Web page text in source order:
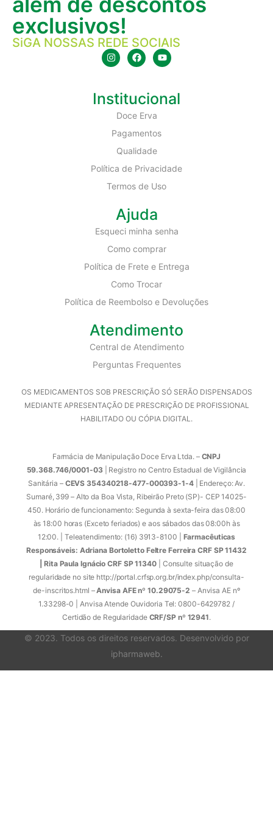
exclusivos!
SiGA NOSSAS REDE SOCIAIS
Institucional
Doce Erva
Pagamentos
Qualidade
Política de Privacidade
Termos de Uso
Ajuda
Esqueci minha senha
Como comprar
Política de Frete e Entrega
Como Trocar
Política de Reembolso e Devoluções
Atendimento
Central de Atendimento
Perguntas Frequentes
OS MEDICAMENTOS SOB PRESCRIÇÃO SÓ SERÃO DISPENSADOS
MEDIANTE APRESENTAÇÃO DE PRESCRIÇÃO DE PROFISSIONAL
HABILITADO OU CÓPIA DIGITAL.
Farmácia de Manipulação Doce Erva Ltda. – CNPJ
59.368.746/0001-03| Registro no Centro Estadual de Vigilância
Sanitária –CEVS 354340218-477-000393-1-4| Endereço: Av.
Sumaré, 399 – Alto da Boa Vista, Ribeirão Preto (SP)- CEP 14025-
450. Horário de funcionamento: Segunda à sexta-feira das 08:00
às 18:00 horas (Exceto feriados) e aos sábados das 08:00h às
12:00. | Teleatendimento: (16) 3913-8100 | Farmacêuticas
Responsáveis: Adriana Bortoletto Feltre Ferreira CRF SP 11432
| Rita Paula Ignácio CRF SP 11340 | Consulte situação de
regularidade no site http://portal.crfsp.org.br/index.php/consulta-
de-inscritos.html –Anvisa AFE nº 10.29075-2 – Anvisa AE nº
1.33298-0 | Anvisa Atende Ouvidoria Tel: 0800-6429782 /
Certidão de Regularidade CRF/SP nº 12941.
© 2023. Todos os direitos reservados. Desenvolvido por
ipharmaweb.